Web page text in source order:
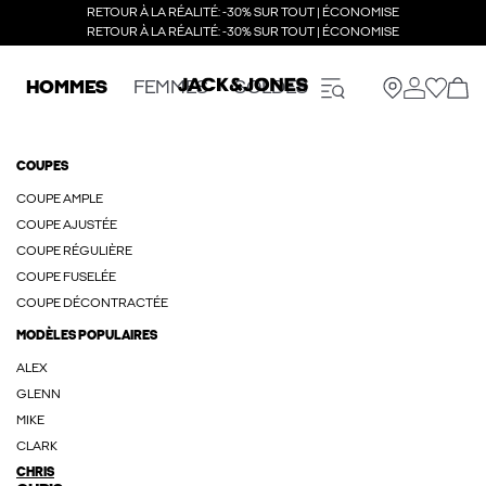
RETOUR À LA RÉALITÉ: -30% SUR TOUT | ÉCONOMISE
RETOUR À LA RÉALITÉ: -30% SUR TOUT | ÉCONOMISE
HOMMES FEMMES SOLDES
COUPES
COUPE AMPLE
COUPE AJUSTÉE
COUPE RÉGULIÈRE
COUPE FUSELÉE
COUPE DÉCONTRACTÉE
MODÈLES POPULAIRES
ALEX
GLENN
MIKE
CLARK
CHRIS